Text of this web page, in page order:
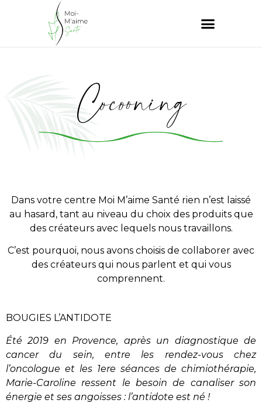
Cocooning
Dans votre centre Moi M’aime Santé rien n’est laissé
au hasard, tant au niveau du choix des produits que
des créateurs avec lequels nous travaillons.
C’est pourquoi, nous avons choisis de collaborer avec
des créateurs qui nous parlent et qui vous
comprennent.
BOUGIES L’ANTIDOTE
Été 2019 en Provence, après un diagnostique de
cancer du sein, entre les rendez-vous chez
l’oncologue et les 1ere séances de chimiothérapie,
Marie-Caroline ressent le besoin de canaliser son
énergie et ses angoisses : l’antidote est né !